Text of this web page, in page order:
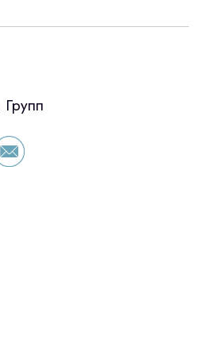
лизинг?
подберем выгодные
оборудования,
чтобы мы
условиям